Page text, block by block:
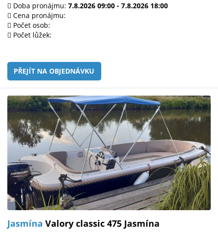
Doba pronájmu: 7.8.2026 09:00 - 7.8.2026 18:00
Cena pronájmu:
Počet osob:
Počet lůžek:
PŘEJÍT NA OBJEDNÁVKU
Jasmína Valory classic 475 Jasmína
mailem.
objednat
poukaz